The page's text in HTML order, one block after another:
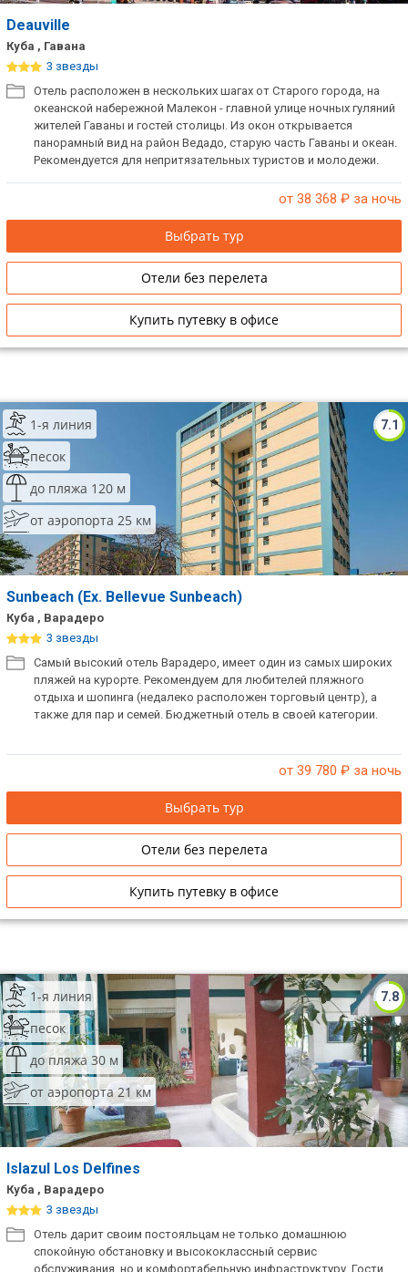
Deauville
Куба , Гавана
3 звезды
Отель расположен в нескольких шагах от Старого города, на
океанской набережной Малекон - главной улице ночных гуляний
жителей Гаваны и гостей столицы. Из окон открывается
панорамный вид на район Ведадо, старую часть Гаваны и океан.
Рекомендуется для непритязательных туристов и молодежи.
от 38 368 ₽ за ночь
Выбрать тур
Отели без перелета
Купить путевку в офисе
7.1
1-я линия
песок
до пляжа 120 м
от аэропорта 25 км
Sunbeach (Ex. Bellevue Sunbeach)
Куба , Варадеро
3 звезды
Самый высокий отель Варадеро, имеет один из самых широких
пляжей на курорте. Рекомендуем для любителей пляжного
отдыха и шопинга (недалеко расположен торговый центр), а
также для пар и семей. Бюджетный отель в своей категории.
от 39 780 ₽ за ночь
Выбрать тур
Отели без перелета
Купить путевку в офисе
7.8
1-я линия
песок
до пляжа 30 м
от аэропорта 21 км
Islazul Los Delfines
Куба , Варадеро
3 звезды
Отель дарит своим постояльцам не только домашнюю
спокойную обстановку и высококлассный сервис
обслуживания, но и комфортабельную инфраструктуру. Гости,